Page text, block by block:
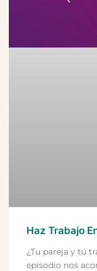
Haz Trabajo
¿Tu pareja y tú
episodio nos